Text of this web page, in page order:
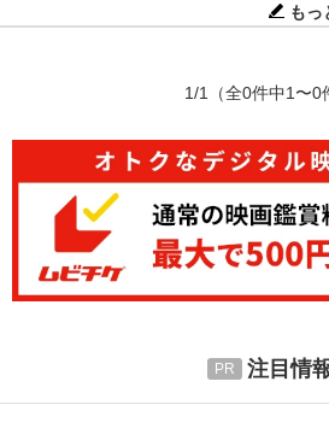
もっ
1/1 （全0件中1〜0
注目情